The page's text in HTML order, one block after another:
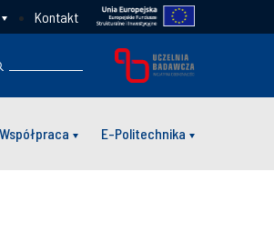
Kontakt
Współpraca E-Politechnika